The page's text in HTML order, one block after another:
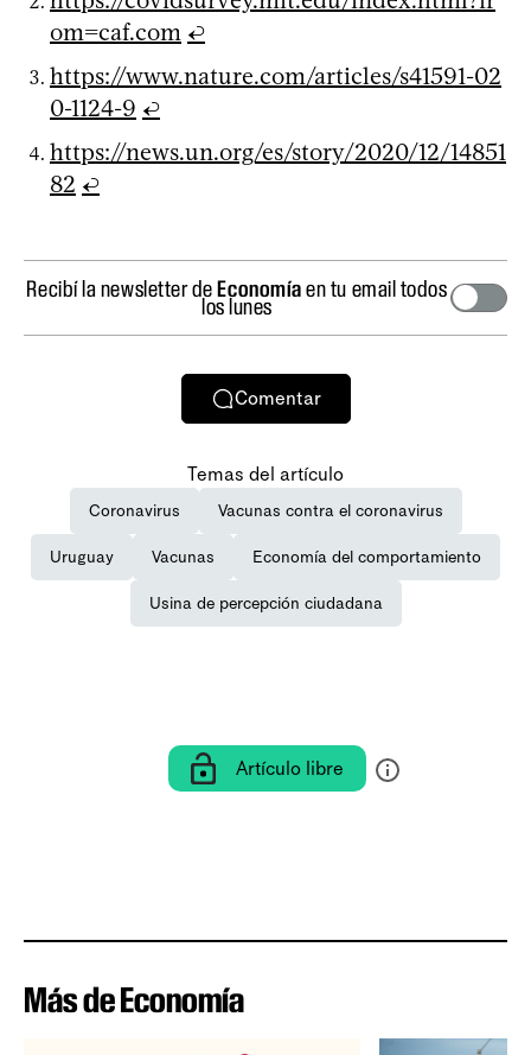
om=caf.com ↩
https://www.nature.com/articles/s41591-02
0-1124-9 ↩
https://news.un.org/es/story/2020/12/14851
82 ↩
Recibí la newsletter deEconomíaen tu email todos
los lunes
Comentar
Temas del artículo
Coronavirus Vacunas contra el coronavirus
Uruguay Vacunas Economía del comportamiento
Usina de percepción ciudadana
Artículo libre
Más de Economía